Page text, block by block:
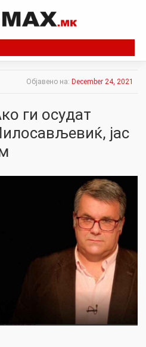
Објавено на: December 24, 2021
ги ocyдат
јас